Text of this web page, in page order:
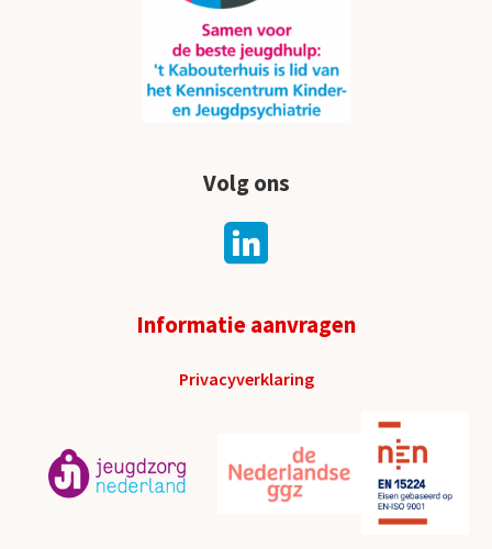
Volg ons
Informatie aanvragen
Privacyverklaring